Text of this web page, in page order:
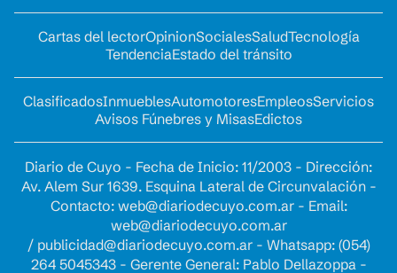
Cartas del lectorOpinionSocialesSaludTecnología
TendenciaEstado del tránsito
ClasificadosInmueblesAutomotoresEmpleosServicios
Avisos Fúnebres y MisasEdictos
Diario de Cuyo - Fecha de Inicio: 11/2003 - Dirección:
Av. Alem Sur 1639. Esquina Lateral de Circunvalación -
Contacto: web@diariodecuyo.com.ar- Email:
web@diariodecuyo.com.ar
/ publicidad@diariodecuyo.com.ar- Whatsapp: (054)
264 5045343 - Gerente General: Pablo Dellazoppa -